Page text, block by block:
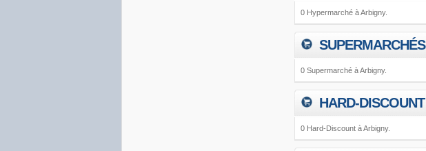
0 Hypermarché à Arbigny.
SUPERMARCHÉS
0 Supermarché à Arbigny.
HARD-DISCOUNT
0 Hard-Discount à Arbigny.